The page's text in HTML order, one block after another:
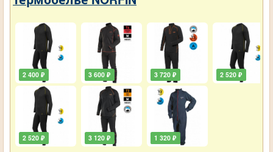
2 400 ₽
2 520 ₽
3 600 ₽
3 120 ₽
3 720 ₽
1 320 ₽
2 520 ₽